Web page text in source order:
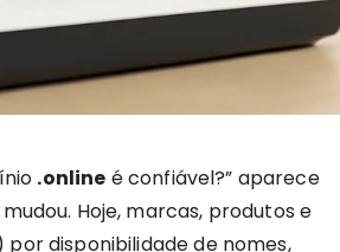
.online é confiável?” aparece
Hoje, marcas, produtos e
disponibilidade de nomes,